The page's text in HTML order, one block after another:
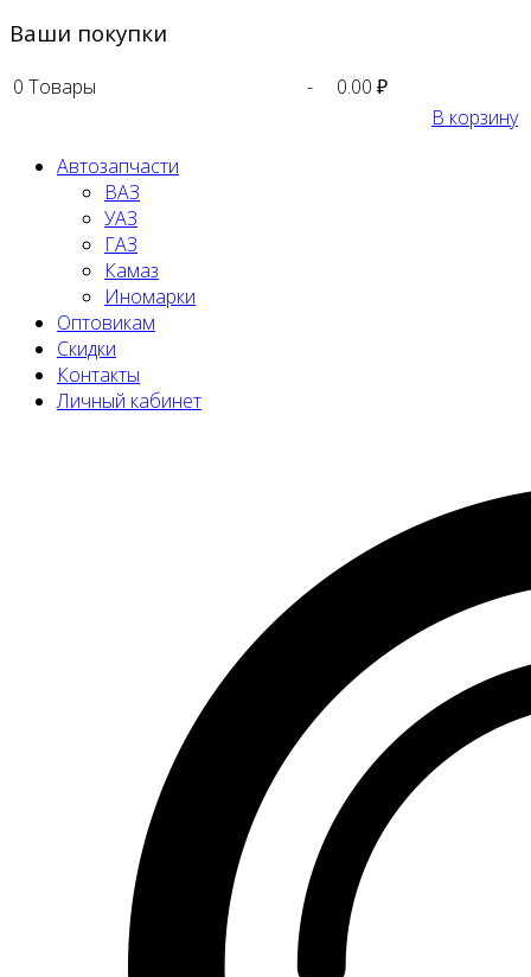
Ваши покупки
0 Товары -
0.00 ₽
В корзину
Автозапчасти
ВАЗ
УАЗ
ГАЗ
Камаз
Иномарки
Оптовикам
Скидки
Контакты
Личный кабинет